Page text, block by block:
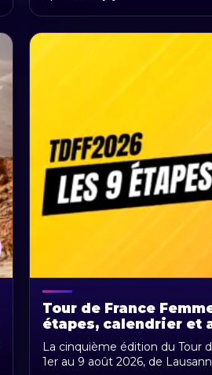
Tour de France
étapes, calendrier et
La cinquième édition du Tour
1er au 9 août 2026, de